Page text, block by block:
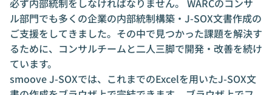
必ず内部統制をしなければなりません。 WARCのコンサ
ル部門でも多くの企業の内部統制構築・J-SOX文書作成の
ご支援をしてきました。その中で見つかった課題を解決す
るために、コンサルチームと二人三脚で開発・改善を続け
ています。
smoove J-SOXでは、これまでのExcelを用いたJ-SOX文